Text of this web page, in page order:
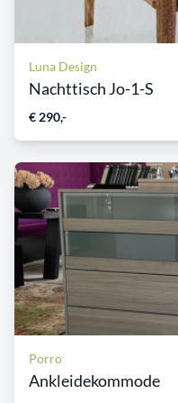
Luna Design
Nachttisch Jo-1-S
€ 290,-
Porro
Ankleidekommode